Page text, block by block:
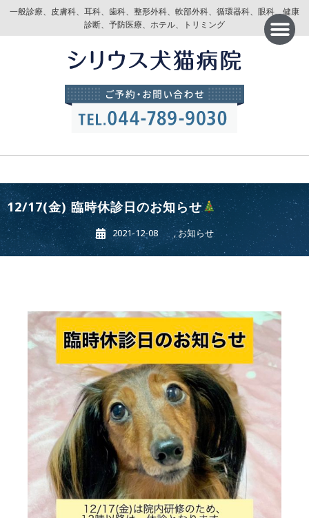
一般診療、皮膚科、耳科、歯科、整形外科、軟部外科、循環器科、眼科、健康
診断、予防医療、ホテル、トリミング
12/17(金) 臨時休診日のお知らせ
2021-12-08 ,お知らせ